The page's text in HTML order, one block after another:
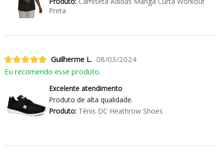
Preta
Guilherme L. 08/03/2024
Eu recomendo esse produto.
Excelente atendimento
Produto de alta qualidade.
Produto:Tênis DC Heathrow Shoes